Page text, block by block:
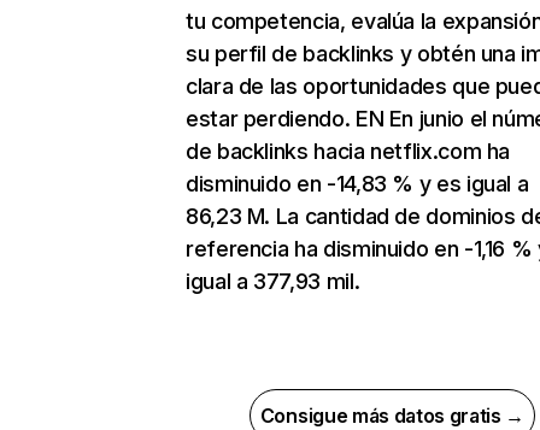
tu competencia, evalúa la
su perfil de backlinks y obtén una
clara de las oportunidades que
estar perdiendo. EN En junio el
de backlinks hacia netflix.com ha
disminuido en -14,83 % y es igual a
86,23 M. La cantidad de dominios
referencia ha disminuido en -1,16 %
igual a 377,93 mil.
Consigue más datos gratis →